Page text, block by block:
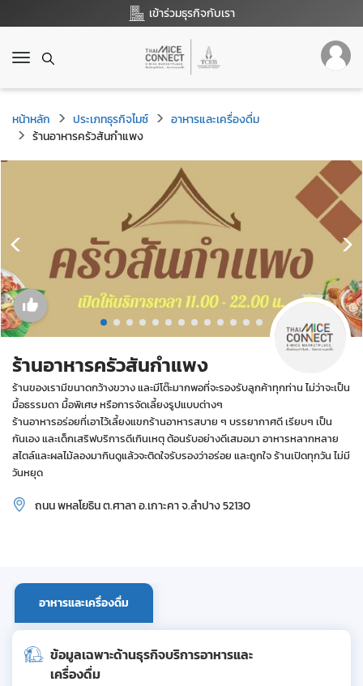
เข้าร่วมธุรกิจกับเรา
T
g
g
l
e
n
i
o
n
หน้าหลัก ประเภทธุรกิจไมซ์
อาหารและเครื่องดื่ม
ร้านอาหารครัวสันกำแพง
ร้านอาหารครัวสันกำแพง
ร้านของเรามีขนาดกว้างขวาง และมีโต๊ะมากพอที่จะรองรับลูกค้าทุกท่าน ไม่ว่าจะเป็น
มื้อธรรมดา มื้อพิเศษ หรือการจัดเลี้ยงรูปแบบต่างๆ
ร้านอาหารอร่อยที่เอาไว้เลี้ยงแขกร้านอาหารสบาย ๆ บรรยากาศดี เรียบๆ เป็น
กันเอง และเด็กเสริฟบริการดีเกินเหตุ ต้อนรับอย่างดีเสมอมา อาหารหลากหลาย
สไตล์และผลไม้ลองมากินดูแล้วจะติดใจรับรองว่าอร่อย และถูกใจ ร้านเปิดทุกวัน ไม่มี
วันหยุด
ถนน พหลโยธิน ต.ศาลา อ.เกาะคา จ.ลำปาง 52130
อาหารและเครื่องดื่ม
ข้อมูลเฉพาะด้านธุรกิจบริการอาหารและ
เครื่องดื่ม